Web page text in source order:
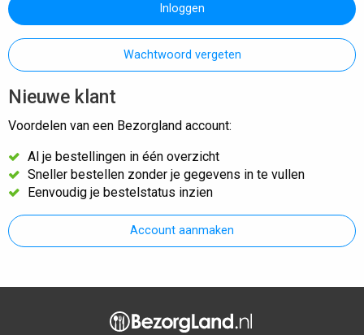
Inloggen
Wachtwoord vergeten
Nieuwe klant
Voordelen van een Bezorgland account:
Al je bestellingen in één overzicht
Sneller bestellen zonder je gegevens in te vullen
Eenvoudig je bestelstatus inzien
Account aanmaken